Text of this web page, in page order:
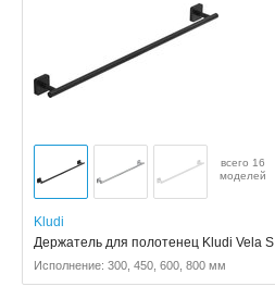
всего 16
моделей
Kludi
Держатель для полотенец Kludi Vela S
Исполнение: 300, 450, 600, 800 мм